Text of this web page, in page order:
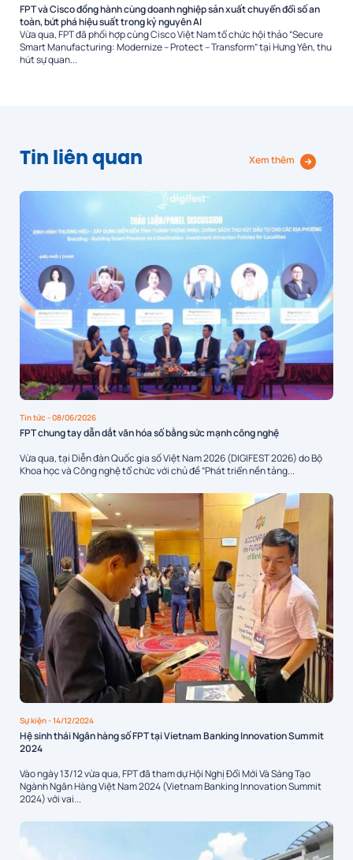
FPT và Cisco đồng hành cùng doanh nghiệp sản xuất chuyển đổi số an
toàn, bứt phá hiệu suất trong kỷ nguyên AI
Vừa qua, FPT đã phối hợp cùng Cisco Việt Nam tổ chức hội thảo “Secure
Smart Manufacturing: Modernize – Protect – Transform” tại Hưng Yên, thu
hút sự quan...
Tin liên quan Xem thêm
Tin tức- 08/06/2026
FPT chung tay dẫn dắt văn hóa số bằng sức mạnh công nghệ
Vừa qua, tại Diễn đàn Quốc gia số Việt Nam 2026 (DIGIFEST 2026) do Bộ
Khoa học và Công nghệ tổ chức với chủ đề “Phát triển nền tảng...
Sự kiện- 14/12/2024
Hệ sinh thái Ngân hàng số FPT tại Vietnam Banking Innovation Summit
2024
Vào ngày 13/12 vừa qua, FPT đã tham dự Hội Nghị Đổi Mới Và Sáng Tạo
Ngành Ngân Hàng Việt Nam 2024 (Vietnam Banking Innovation Summit
2024) với vai...